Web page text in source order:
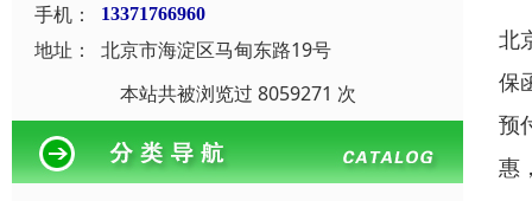
手机：
13371766960
地址：
北京市海淀区马甸东路19号
本站共被浏览过 8059271 次
北
保
预
惠